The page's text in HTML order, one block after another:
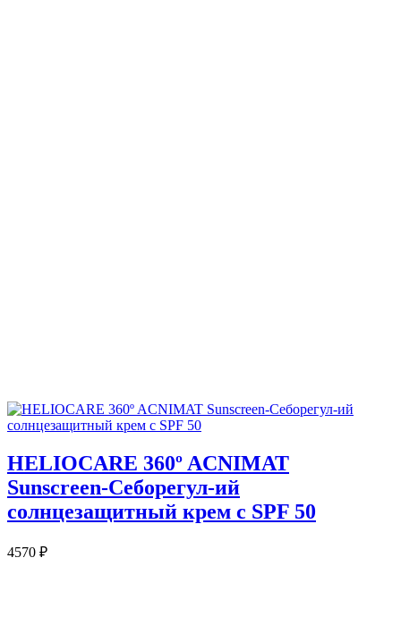
HELIOCARE 360º ACNIMAT
Sunscreen-Себорегул-ий
солнцезащитный крем с SPF 50
4570 ₽